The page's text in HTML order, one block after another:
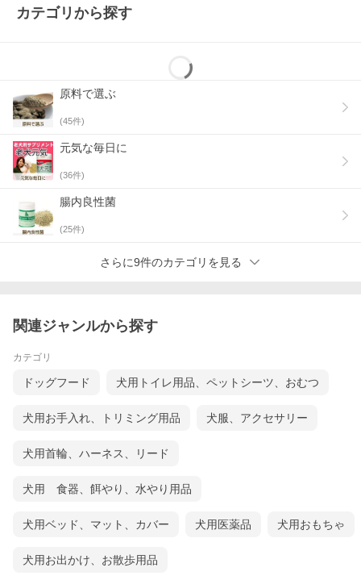
カテゴリから探す
原料で選ぶ
(45件)
元気な毎日に
(36件)
腸内良性菌
(25件)
さらに9件のカテゴリを見る
関連ジャンルから探す
カテゴリ
ドッグフード 犬用トイレ用品、ペットシーツ、おむつ
犬用お手入れ、トリミング用品 犬服、アクセサリー
犬用首輪、ハーネス、リード
犬用 食器、餌やり、水やり用品
犬用ベッド、マット、カバー 犬用医薬品 犬用おもちゃ
犬用お出かけ、お散歩用品